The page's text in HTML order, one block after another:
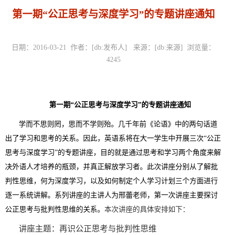
第一期“公正思考与深度学习”的专题讲座通知
日期：2016-03-21 作者：[db:发布人] 来源：[db:来源] 浏览量：
4245
第一期“公正思考与深度学习”的专题讲座通知
学而不思则罔，思而不学则殆。几千年前《论语》中的两句话道
出了学习和思考的关系。因此，英语系将在大一学生中开展三次“公正
思考与深度学习”的专题讲座，目的就是通过思考和学习两个角度来解
决外语人才培养的瓶颈，并真正解放学习者。此次讲座分别从了解批
判性思维，何为深度学习，以及如何制定个人学习计划三个方面进行
逐一系统讲解。系列讲座的主讲人为邢蕾老师，第一次讲座主要探讨
公正思考与批判性思维的关系。 本次讲座的具体安排如下：
讲座主题：再识公正思考与批判性思维